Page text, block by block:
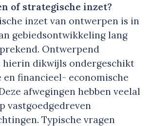
of strategische inzet?
inzet van ontwerpen is in
gebiedsontwikkeling lang
Ontwerpend
hierin dikwijls ondergeschikt
financieel- economische
afwegingen hebben veelal
vastgoedgedreven
Typische vragen